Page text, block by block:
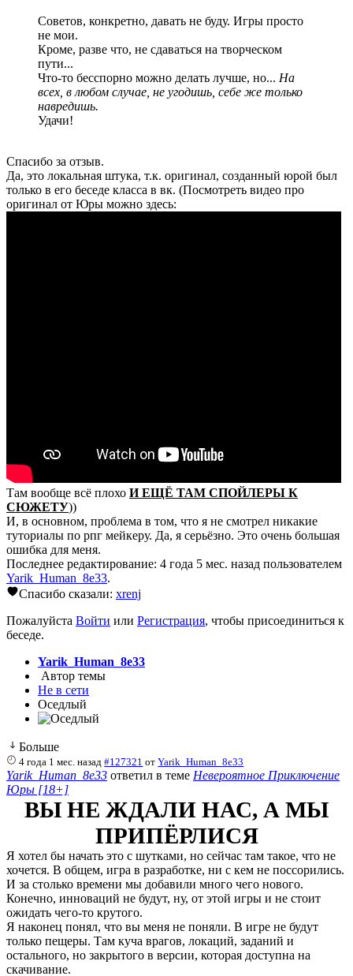
Советов, конкретно, давать не буду. Игры просто
не мои.
Кроме, разве что, не сдаваться на творческом
пути...
Что-то бесспорно можно делать лучше, но... На
всех, в любом случае, не угодишь, себе же только
навредишь.
Удачи!
Спасибо за отзыв.
Да, это локальная штука, т.к. оригинал, созданный юрой был
только в его беседе класса в вк. (Посмотреть видео про
оригинал от Юры можно здесь:
Там вообще всё плохо И ЕЩЁ ТАМ СПОЙЛЕРЫ К
СЮЖЕТУ))
И, в основном, проблема в том, что я не смотрел никакие
туториалы по рпг мейкеру. Да, я серьёзно. Это очень большая
ошибка для меня.
Последнее редактирование: 4 года 5 мес. назад пользователем
Yarik_Human_8e33.
Спасибо сказали: xrenj
Пожалуйста Войти или Регистрация, чтобы присоединиться к
беседе.
Yarik_Human_8e33
Автор темы
Не в сети
Оседлый
Больше
4 года 1 мес. назад #127321 отYarik_Human_8e33
Yarik_Human_8e33 ответил в теме Невероятное Приключение
Юры [18+]
ВЫ НЕ ЖДАЛИ НАС, А МЫ
ПРИПЁРЛИСЯ
Я хотел бы начать это с шутками, но сейчас там такое, что не
хочется. В общем, игра в разработке, ни с кем не поссорились.
И за столько времени мы добавили много чего нового.
Конечно, инноваций не будут, ну, от этой игры и не стоит
ожидать чего-то крутого.
Я наконец понял, что вы меня не поняли. В игре не будут
только пещеры. Там куча врагов, локаций, заданий и
остального, но закрытого в версии, которая доступна на
скачивание.